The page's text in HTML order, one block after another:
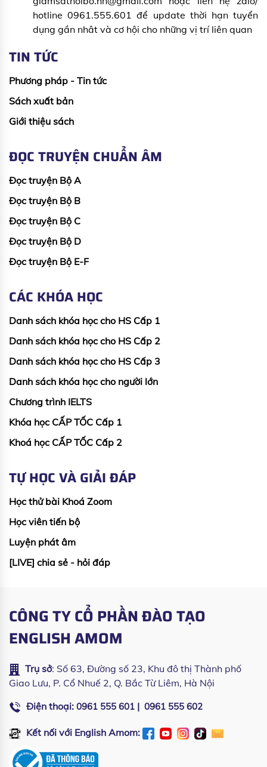
hotline 0961.555.601 để update thời hạn tuyển
dụng gần nhât và cơ hội cho những vị trí liên quan
TIN TỨC
Phương pháp - Tin tức
Sách xuất bản
Giới thiệu sách
ĐỌC TRUYỆN CHUẨN ÂM
Đọc truyện Bộ A
Đọc truyện Bộ B
Đọc truyện Bộ C
Đọc truyện Bộ D
Đọc truyện Bộ E-F
CÁC KHÓA HỌC
Danh sách khóa học cho HS Cấp 1
Danh sách khóa học cho HS Cấp 2
Danh sách khóa học cho HS Cấp 3
Danh sách khóa học cho người lớn
Chương trình IELTS
Khóa học CẤP TỐC Cấp 1
Khoá học CẤP TỐC Cấp 2
TỰ HỌC VÀ GIẢI ĐÁP
Học thử bài Khoá Zoom
Học viên tiến bộ
Luyện phát âm
[LIVE] chia sẻ - hỏi đáp
CÔNG TY CỔ PHẦN ĐÀO TẠO
ENGLISH AMOM
Trụ sở: Số 63, Đường số 23, Khu đô thị Thành phố
Giao Lưu, P. Cổ Nhuế 2, Q. Bắc Từ Liêm, Hà Nội
Điện thoại: 0961 555 601 | 0961 555 602
Kết nối với English Amom: